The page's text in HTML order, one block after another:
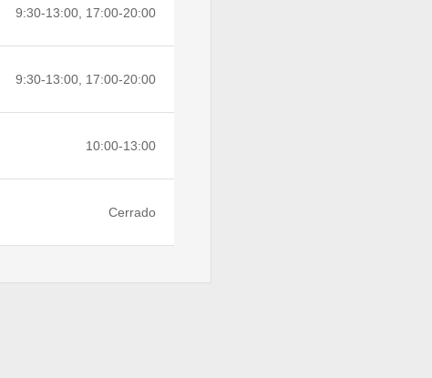
9:30-13:00, 17:00-20:00
9:30-13:00, 17:00-20:00
10:00-13:00
Cerrado